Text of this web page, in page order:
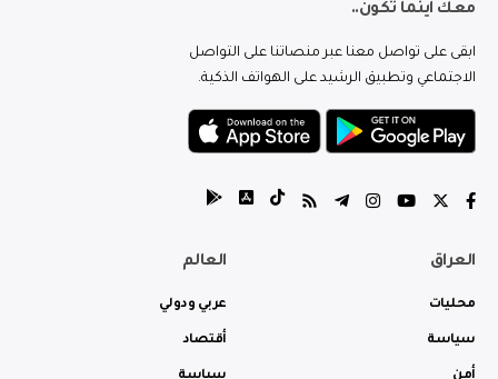
معك اينما تكون..
ابقى على تواصل معنا عبر منصاتنا على التواصل
الاجتماعي وتطبيق الرشيد على الهواتف الذكية.
العراق
محليات
سياسة
العالم
عربي ودولي
أقتصاد